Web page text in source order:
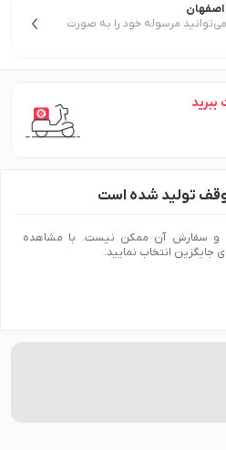
مرسوله خود را به صورت
ببرید
تولید شده است
و سفارش آن ممکن نیست. با مشاهده
جایگزین انتخاب نمایید.